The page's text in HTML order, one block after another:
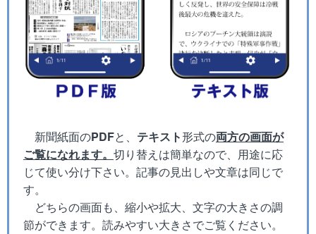
新聞紙面のPDFと、 テキスト形式の両方の画面が
ご覧になれます。 切り替えは簡単なので、用途に応
じて使い分け下さい。記事の見出しや文章は同じで
す。
どちらの画面も、縮小や拡大、文字の大きさの調
節ができます。読みやすい大きさでご覧ください。